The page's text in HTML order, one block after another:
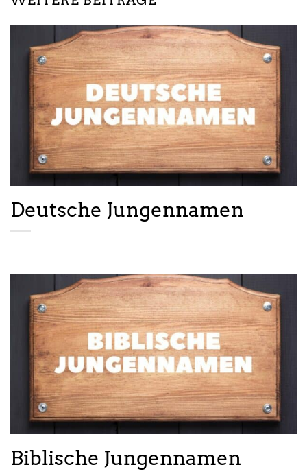
Deutsche Jungennamen
Biblische Jungennamen